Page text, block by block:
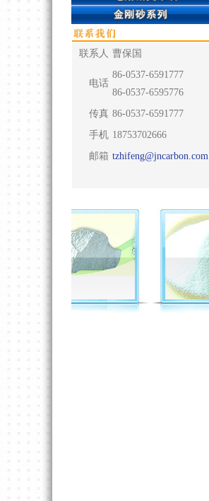
联系人 曹保国
电话
86-0537-6591777
86-0537-6595776
传真 86-0537-6591777
手机 18753702666
邮箱 tzhifeng@jncarbon.com